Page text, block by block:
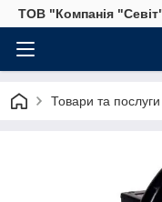
ТОВ "Компанія
Товари та послуги